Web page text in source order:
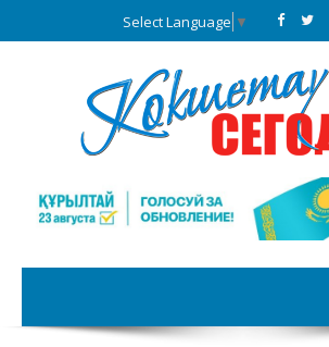
Select Language ▼